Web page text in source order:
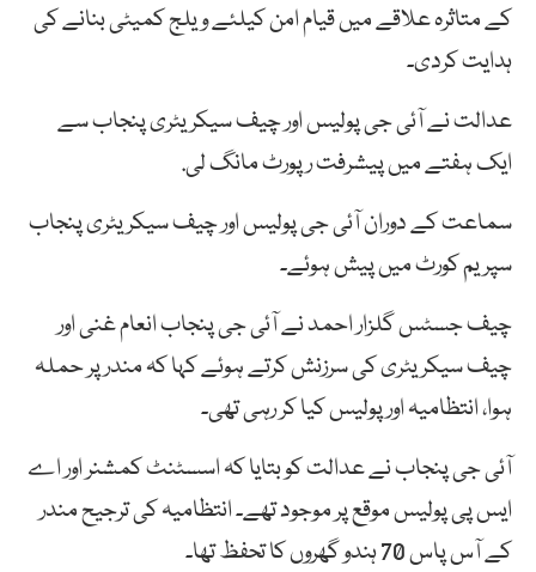
کے متاثرہ علاقے میں قیام امن کیلئے ویلج کمیٹی بنانے کی
ہدایت کردی۔
عدالت نے آئی جی پولیس اور چیف سیکریٹری پنجاب سے
ایک ہفتے میں پیشرفت رپورٹ مانگ لی.
سماعت کے دوران آئی جی پولیس اور چیف سیکریٹری پنجاب
سپریم کورٹ میں پیش ہوئے۔
چیف جسٹس گلزار احمد نے آئی جی پنجاب انعام غنی اور
چیف سیکریٹری کی سرزنش کرتے ہوئے کہا کہ مندر پر حملہ
ہوا، انتظامیہ اور پولیس کیا کر رہی تھی۔
آئی جی پنجاب نے عدالت کو بتایا کہ اسسٹنٹ کمشنر اور اے
ایس پی پولیس موقع پر موجود تھے۔ انتظامیہ کی ترجیح مندر
کے آس پاس 70 ہندو گھروں کا تحفظ تھا۔